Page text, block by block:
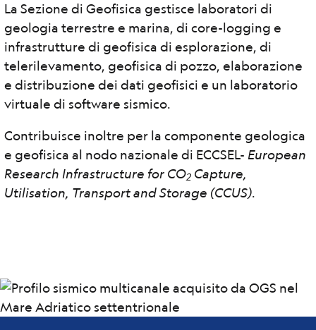
La Sezione di Geofisica gestisce laboratori di
geologia terrestre e marina, di core-logging e
infrastrutture di geofisica di esplorazione, di
telerilevamento, geofisica di pozzo, elaborazione
e distribuzione dei dati geofisici e un laboratorio
virtuale di software sismico.
Contribuisce inoltre per la componente geologica
e geofisica al nodo nazionale di ECCSEL- European
Research Infrastructure for CO2 Capture,
Utilisation, Transport and Storage (CCUS).